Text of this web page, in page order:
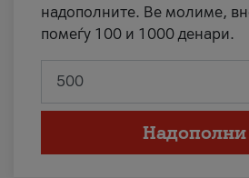
надополните. Ве молиме,
помеѓу 100 и 1000 денари.
Надополни